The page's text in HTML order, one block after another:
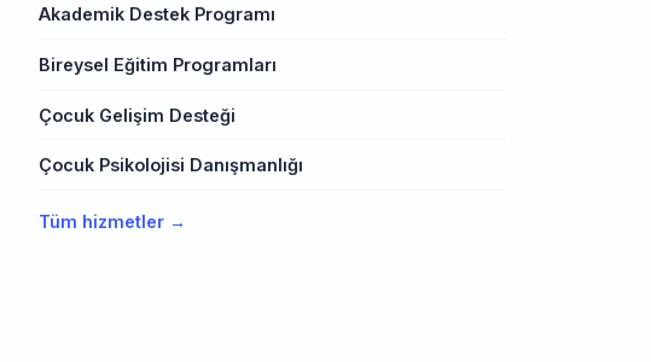
Akademik Destek Programı
Bireysel Eğitim Programları
Çocuk Gelişim Desteği
Çocuk Psikolojisi Danışmanlığı
Tüm hizmetler →